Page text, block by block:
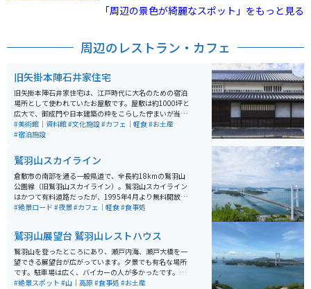
は『角楼』という防御施設もあるのですが、そこから眺
める西門はまさに絶景です。
「周辺の景色が綺麗なスポット」をもっと見る
周辺のレストラン・カフェ
旧矢掛本陣石井家住宅
旧矢掛本陣石井家住宅は、江戸時代に大名のための宿泊
場所として使われていたお屋敷です。屋敷は約1000坪と
広大で、御成門や日本建築の粋をこらした佇まいが当時
の姿を保っています。 また、家屋は国の重要文化財にも
指定されており、建物の豪壮さだけでなく、当時の通行
よっては、薩摩から江戸に向う途中に天璋院篤姫が宿泊
された記録も残っています。矢掛名物のゆべしを100本
以上も所望されたことも明らかになっています。
#美術館｜資料館#文化施設#カフェ｜軽食#お土産
#宿泊施設
鷲羽山スカイライン
倉敷市の南部を通る一般県道で、全長約18kmの鷲羽山
公園線（旧鷲羽山スカイライン）。鷲羽山スカイライン
はかつて有料道路だったが、1995年4月より無料開放さ
れ、名称変更された後も同路線の愛称として使用されて
水島展望台からは、倉敷市街地、水島港湾岸沿いに立ち
並ぶ水島コンビナートが一望できる。
#絶景ロード #夜景#カフェ｜軽食#食事処
鷲羽山展望台 鷲羽山レストハウス
鷲羽山を登ったところにあり、瀬戸内海、瀬戸大橋を一
望できる展望台が広がっています。夕景でも有名な場所
です。駐車場は広く、バイカーの人が多かったです。レ
ストハウスではお土産が買えたり、レストラン・宴会場
#絶景スポット #山｜高原#食事処 #お土産